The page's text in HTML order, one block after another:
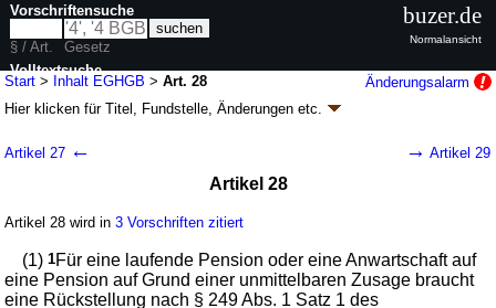
Start > Inhalt EGHGB >Art. 28
Änderungsalarm
Hier klicken fürTitel, Fundstelle, Änderungen etc.
Handelsgesetzbuch (EGHGB
G. v. 10.05.1897 RGBl. S. 437; zuletzt geändert durch
Geltung ab 01.01.1900; FNA: 4101-1
53 weitere Fassungen | wird in 113 Vorschriften zitiert
Zweiter Abschnitt Übergangsvorschriften zum
Artikel 27 ← → Artikel 29
Artikel 28
Artikel 28 wird in3 Vorschriften zitiert
(1)1Für eine laufende Pension oder eine Anwartschaft auf
eine Pension auf Grund einer unmittelbaren Zusage braucht
eine Rückstellung nach § 249Abs. 1 Satz 1 des
Vorschriftensuche
§ / Art.
Gesetz
Volltextsuche
nur in EGHGB
buzer.de
Normalansicht